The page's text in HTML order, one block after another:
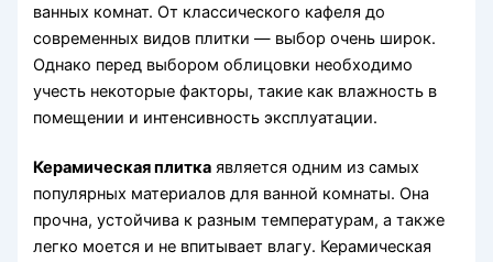
ванных комнат. От классического кафеля до
современных видов плитки — выбор очень широк.
Однако перед выбором облицовки необходимо
учесть некоторые факторы, такие как влажность в
помещении и интенсивность эксплуатации.
Керамическая плитка является одним из самых
популярных материалов для ванной комнаты. Она
прочна, устойчива к разным температурам, а также
легко моется и не впитывает влагу. Керамическая